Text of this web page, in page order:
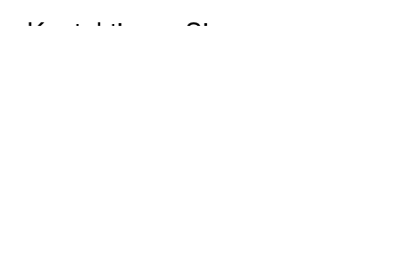
Kontaktieren Sie uns